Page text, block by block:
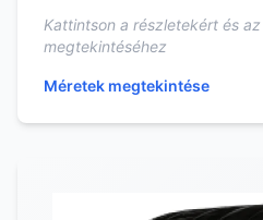
Kattintson a részletekért és
megtekintéséhez
Méretek megtekintése